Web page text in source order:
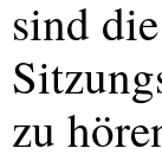
sind
zu